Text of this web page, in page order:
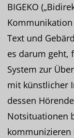
BIGEKO
Text und
es darum geht,
System zur
mit künstlicher
dessen
Notsituationen
kommunizieren